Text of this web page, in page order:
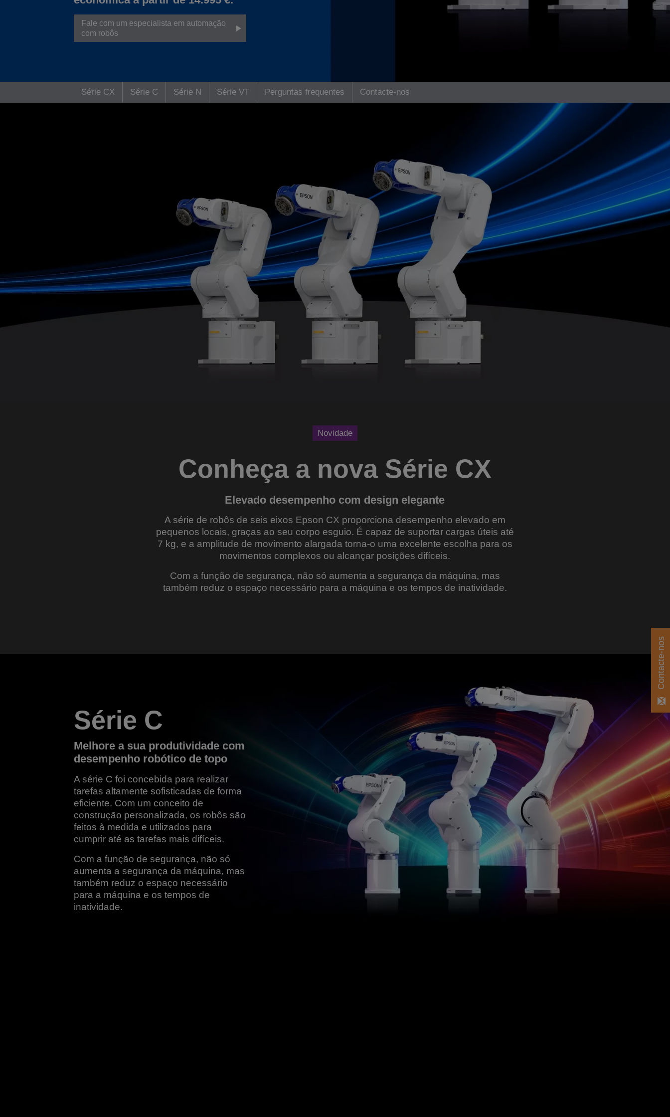
Fale com um especialista em automação
com robôs
Série CX Série C Série N Série VT Perguntas frequentes Contacte-nos
Novidade
Conheça a nova Série CX
Elevado desempenho com design elegante
A série de robôs de seis eixos Epson CX proporciona desempenho elevado em
pequenos locais, graças ao seu corpo esguio. É capaz de suportar cargas úteis até
7 kg, e a amplitude de movimento alargada torna-o uma excelente escolha para os
movimentos complexos ou alcançar posições difíceis.
Com a função de segurança, não só aumenta a segurança da máquina, mas
também reduz o espaço necessário para a máquina e os tempos de inatividade.
Série C
Melhore a sua produtividade com
desempenho robótico de topo
A série C foi concebida para realizar
tarefas altamente sofisticadas de forma
eficiente. Com um conceito de
construção personalizada, os robôs são
feitos à medida e utilizados para
cumprir até as tarefas mais difíceis.
Com a função de segurança, não só
aumenta a segurança da máquina, mas
também reduz o espaço necessário
para a máquina e os tempos de
inatividade.
Contacte-nos